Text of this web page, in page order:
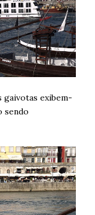
gaivotas exibem-
sendo